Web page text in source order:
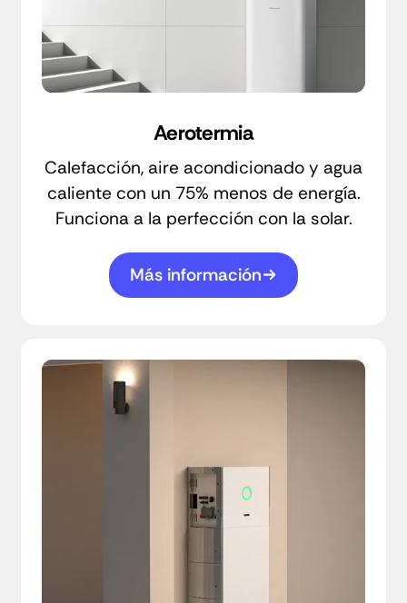
Aerotermia
Calefacción, aire acondicionado y agua
caliente con un 75% menos de energía.
Funciona a la perfección con la solar.
Más información